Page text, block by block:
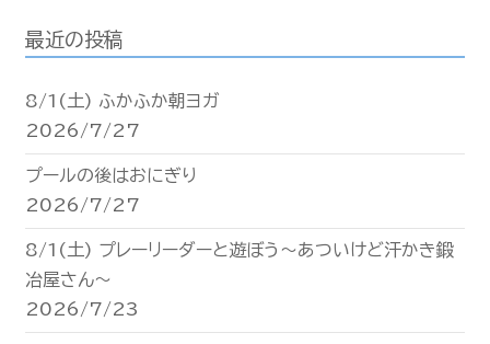
最近の投稿
8/1(土) ふかふか朝ヨガ
2026/7/27
プールの後はおにぎり
2026/7/27
8/1(土) プレーリーダーと遊ぼう〜あついけど汗かき鍛
冶屋さん〜
2026/7/23